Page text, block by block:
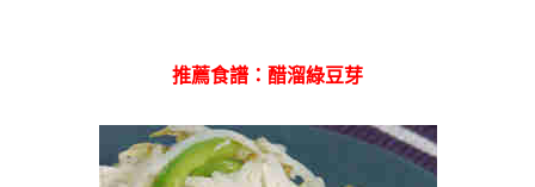
推薦食譜：醋溜綠豆芽